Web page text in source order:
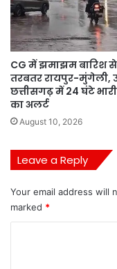
CG में झमाझम बारिश से
तरबतर रायपुर-मुंगेली,
छत्तीसगढ़ में 24 घंटे
का अलर्ट
August 10, 2026
Leave a Reply
Your email address will
marked *